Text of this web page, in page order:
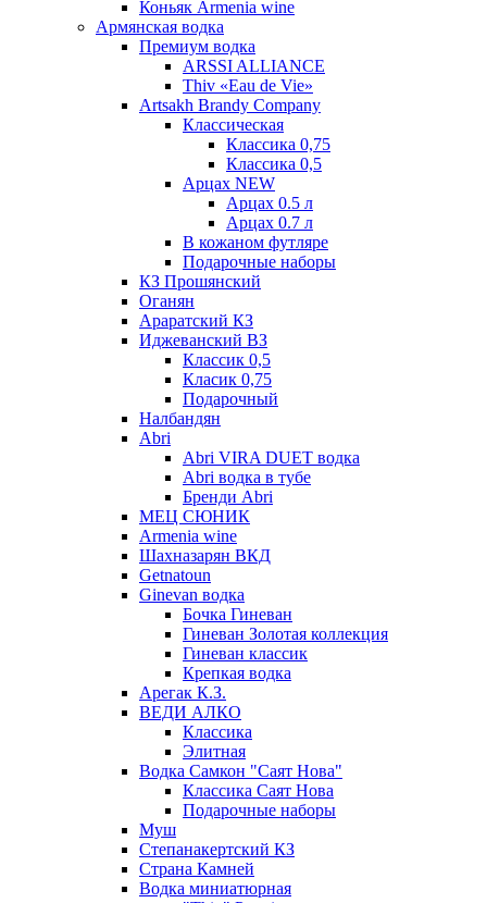
Коньяк Armenia wine
Армянская водка
Премиум водка
ARSSI ALLIANCE
Thiv «Eau de Vie»
Artsakh Brandy Company
Классическая
Классика 0,75
Классика 0,5
Арцах NEW
Арцах 0.5 л
Арцах 0.7 л
В кожаном футляре
Подарочные наборы
КЗ Прошянский
Оганян
Араратский КЗ
Иджеванский ВЗ
Классик 0,5
Класик 0,75
Подарочный
Налбандян
Abri
Abri VIRA DUET водка
Abri водка в тубе
Бренди Abri
МЕЦ СЮНИК
Armenia wine
Шахназарян ВКД
Getnatoun
Ginevan водка
Бочка Гиневан
Гиневан Золотая коллекция
Гиневан классик
Крепкая водка
Арегак К.З.
ВЕДИ АЛКО
Классика
Элитная
Водка Самкон "Саят Нова"
Классика Саят Нова
Подарочные наборы
Муш
Степанакертский КЗ
Страна Камней
Водка миниатюрная